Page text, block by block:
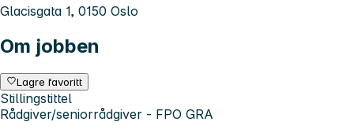
Glacisgata 1, 0150 Oslo
Om jobben
Lagre favoritt
Stillingstittel
Rådgiver/seniorrådgiver - FPO GRA